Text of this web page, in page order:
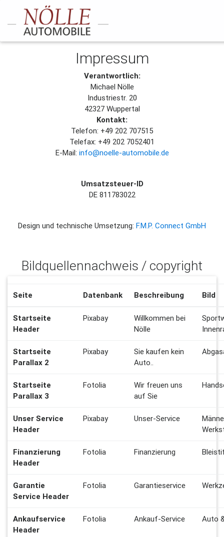
Impressum
Verantwortlich:
Michael Nölle
Industriestr. 20
42327 Wuppertal
Kontakt:
Telefon: +49 202 707515
Telefax: +49 202 7052401
E-Mail: info@noelle-automobile.de
Umsatzsteuer-ID
DE 811783022
Design und technische Umsetzung: F.M.P. Connect GmbH
Bildquellennachweis / copyright
Seite Datenbank Beschreibung Bild
Startseite
Header
Pixabay
Willkommen bei
Nölle
Startseite
Parallax 2
Pixabay
Sie kaufen kein
Auto..
Startseite
Parallax 3
Fotolia
Wir freuen uns
auf Sie
Unser Service
Header
Pixabay Unser-Service
Finanzierung
Header
Fotolia Finanzierung
Garantie
Service Header
Fotolia Garantieservice
Ankaufservice
Header
Fotolia Ankauf-Service Auto